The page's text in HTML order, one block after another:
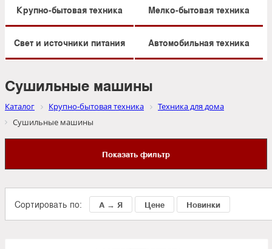
Крупно-бытовая техника Мелко-бытовая техника
Свет и источники питания Автомобильная техника
Сушильные машины
Каталог Крупно-бытовая техника
Техника для дома
Сушильные машины
Показать фильтр
Сортировать по: А → Я Цене Новинки